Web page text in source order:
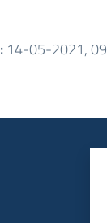
: 14-05-2021,